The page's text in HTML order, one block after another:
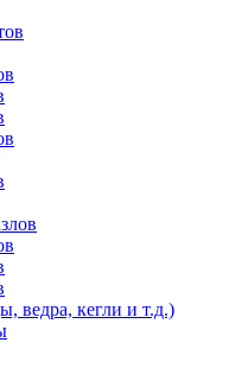
ведра, кегли и т.д.)